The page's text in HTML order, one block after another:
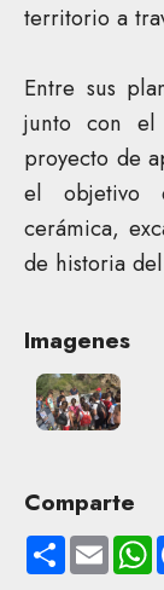
territorio a
Entre sus
junto con
proyecto de
el objetivo
cerámica,
de historia
Imagenes
Comparte
S
h
a
E
m
a
h
a